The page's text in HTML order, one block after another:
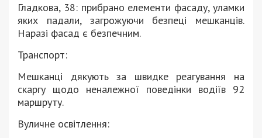
Гладкова, 38: прибрано елементи фасаду, уламки
яких падали, загрожуючи безпеці мешканців.
Наразі фасад є безпечним.
Транспорт:
Мешканці дякують за швидке реагування на
скаргу щодо неналежної поведінки водіїв 92
маршруту.
Вуличне освітлення: